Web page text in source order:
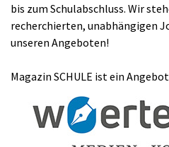
bis zum Schulabschluss. Wir
recherchierten, unabhängigen
unseren Angeboten!
Magazin SCHULE ist ein